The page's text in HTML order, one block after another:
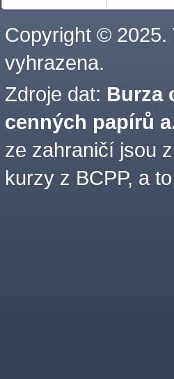
Copyright © 2025.
vyhrazena.
Zdroje dat: Burza
cenných papírů
ze zahraničí jsou
kurzy z BCPP, a